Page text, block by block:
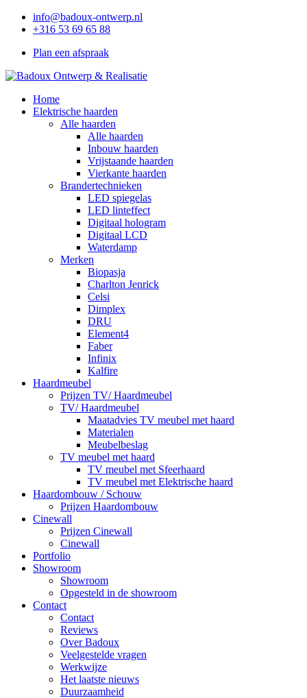
info@badoux-ontwerp.nl
+316 53 69 65 88
Plan een afspraak
Home
Elektrische haarden
Alle haarden
Alle haarden
Inbouw haarden
Vrijstaande haarden
Vierkante haarden
Brandertechnieken
LED spiegelas
LED linteffect
Digitaal hologram
Digitaal LCD
Waterdamp
Merken
Biopasja
Charlton Jenrick
Celsi
Dimplex
DRU
Element4
Faber
Infinix
Kalfire
Haardmeubel
Prijzen TV/ Haardmeubel
TV/ Haardmeubel
Maatadvies TV meubel met haard
Materialen
Meubelbeslag
TV meubel met haard
TV meubel met Sfeerhaard
TV meubel met Elektrische haard
Haardombouw / Schouw
Prijzen Haardombouw
Cinewall
Prijzen Cinewall
Cinewall
Portfolio
Showroom
Showroom
Opgesteld in de showroom
Contact
Contact
Reviews
Over Badoux
Veelgestelde vragen
Werkwijze
Het laatste nieuws
Duurzaamheid